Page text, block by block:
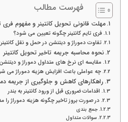
فهرست مطالب
مهلت قانونی تحویل کانتینر و مفهوم
فری تایم کانتینر چگونه تعیین می شود؟
تفاوت دموراژ و دیتنشن در حمل و نقل
نحوه محاسبه جریمه تاخیر تحویل کانتینر
مقایسه ای نرخ های متداول دموراژ و دیتنشن
چه عواملی باعث افزایش هزینه دموراژ می
راهکارهای کاهش و جلوگیری از جریمه
اقدامات ضروری قبل از ورود کانتینر به بندر
در صورت بروز تاخیر چگونه هزینه دموراژ را
جمع بندی
سوالات متداول